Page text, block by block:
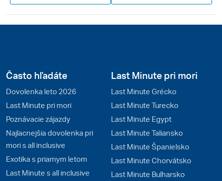
prekvapia. Cieľom nádhernej letnej dovolenky môžu
byť horské túry, ako aj wellness oddych pri
strediská slovenských lyžiarov Dachstein West alebo
Dachstein / Schladming.
Často hľadáte
Dovolenka leto 2026
Last Minute pri mori
Poznávacie zájazdy
Najlacnejšia dovolenka pri
mori s all inclusive
Exotika s priamym letom
Last Minute s all inclusive
Last Minute pri mori
Last Minute Grécko
Last Minute Turecko
Last Minute Egypt
Last Minute Taliansko
Last Minute Španielsko
Last Minute Chorvátsko
Last Minute Bulharsko